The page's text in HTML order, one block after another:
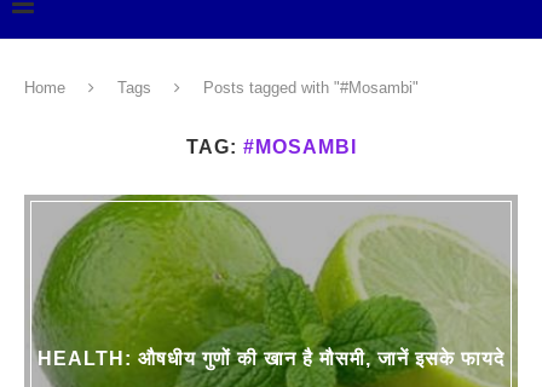
Home Tags Posts tagged with "#Mosambi"
TAG: #MOSAMBI
HEALTH: औषधीय गुणों की खान है मौसमी, जानें इसके फायदे